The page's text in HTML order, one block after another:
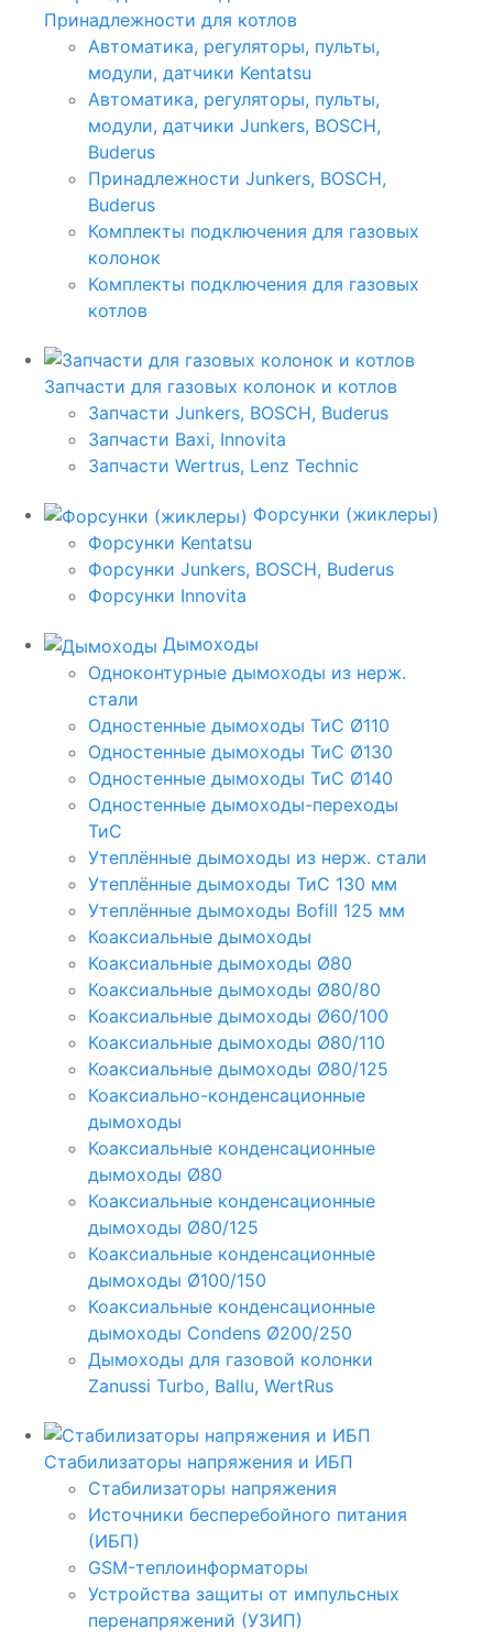
Принадлежности для котлов
Автоматика, регуляторы, пульты,
модули, датчики Kentatsu
Автоматика, регуляторы, пульты,
модули, датчики Junkers, BOSCH,
Buderus
Принадлежности Junkers, BOSCH,
Buderus
Комплекты подключения для газовых
колонок
Комплекты подключения для газовых
котлов
Запчасти для газовых колонок и котлов
Запчасти Junkers, BOSCH, Buderus
Запчасти Baxi, Innovita
Запчасти Wertrus, Lenz Technic
Форсунки (жиклеры)
Форсунки Kentatsu
Форсунки Junkers, BOSCH, Buderus
Форсунки Innovita
Дымоходы
Одноконтурные дымоходы из нерж.
стали
Одностенные дымоходы ТиС Ø110
Одностенные дымоходы ТиС Ø130
Одностенные дымоходы ТиС Ø140
Одностенные дымоходы-переходы
ТиС
Утеплённые дымоходы из нерж. стали
Утеплённые дымоходы ТиС 130 мм
Утеплённые дымоходы Bofill 125 мм
Коаксиальные дымоходы
Коаксиальные дымоходы Ø80
Коаксиальные дымоходы Ø80/80
Коаксиальные дымоходы Ø60/100
Коаксиальные дымоходы Ø80/110
Коаксиальные дымоходы Ø80/125
Коаксиально-конденсационные
дымоходы
Коаксиальные конденсационные
дымоходы Ø80
Коаксиальные конденсационные
дымоходы Ø80/125
Коаксиальные конденсационные
дымоходы Ø100/150
Коаксиальные конденсационные
дымоходы Condens Ø200/250
Дымоходы для газовой колонки
Zanussi Turbo, Ballu, WertRus
Стабилизаторы напряжения и ИБП
Стабилизаторы напряжения
Источники бесперебойного питания
(ИБП)
GSM-теплоинформаторы
Устройства защиты от импульсных
перенапряжений (УЗИП)